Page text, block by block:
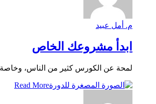
م. أمل عبيد
ابدأ مشروعك الخاص
لمحة عن الكورس كثير من الناس،
Read More